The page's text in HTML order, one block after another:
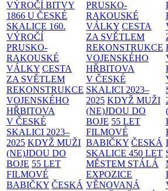
VÝROČÍ BITVY
1866 U ČESKÉ
SKALICE 160.
VÝROČÍ
PRUSKO-
RAKOUSKÉ
VÁLKY CESTA
ZA SVĚTLEM
REKONSTRUKCE
VOJENSKÉHO
HŘBITOVA
V ČESKÉ
SKALICI 2023–
2025 KDYŽ MUŽI
(NE)JDOU DO
BOJE 55 LET
FILMOVÉ
BABIČKY ČESKÁ
PRUSKO-
RAKOUSKÉ
VÁLKY CESTA
ZA SVĚTLEM
REKONSTRUKCE
VOJENSKÉHO
HŘBITOVA
V ČESKÉ
SKALICI 2023–
2025 KDYŽ MUŽI
(NE)JDOU DO
BOJE 55 LET
FILMOVÉ
BABIČKY ČESKÁ
SKALICE 450 LET
MĚSTEM STÁLÁ
EXPOZICE
VĚNOVANÁ